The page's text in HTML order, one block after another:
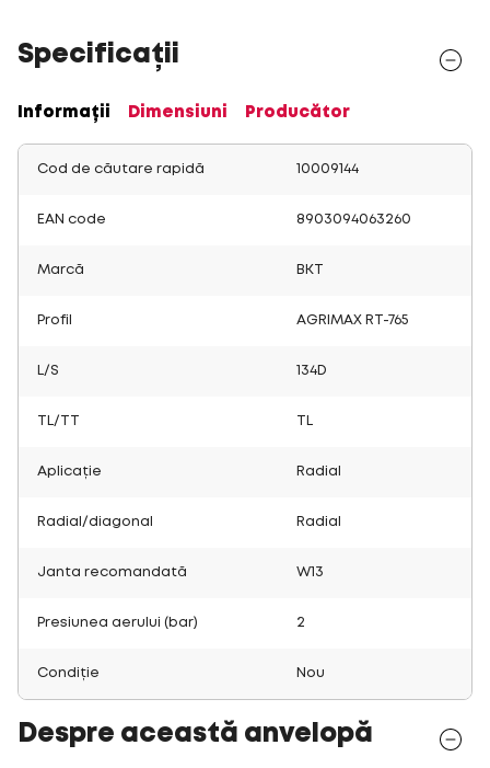
Specificații
Informații Dimensiuni Producător
Cod de căutare rapidă 10009144
EAN code 8903094063260
Marcă BKT
Profil AGRIMAX RT-765
L/S 134D
TL/TT
Aplicație Radial
Radial/diagonal Radial
Janta recomandată W13
Presiunea aerului (bar) 2
Condiție Nou
Despre această anvelopă